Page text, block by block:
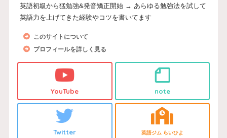
英語初級から猛勉強&発音矯正開始 → あらゆる勉強法を試して
英語力を上げてきた経験やコツを書いてます
このサイトについて
プロフィールを詳しく見る
YouTube note
Twitter 英語ジム らいひよ